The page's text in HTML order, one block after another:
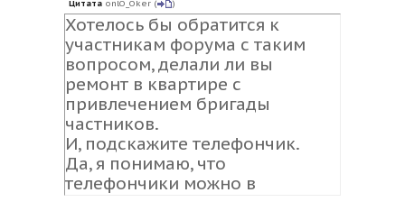
Цитата onlO_Oker ( )
Хотелось бы обратится к
участникам форума с таким
вопросом, делали ли вы
ремонт в квартире с
привлечением бригады
частников.
И, подскажите телефончик.
Да, я понимаю, что
телефончики можно в